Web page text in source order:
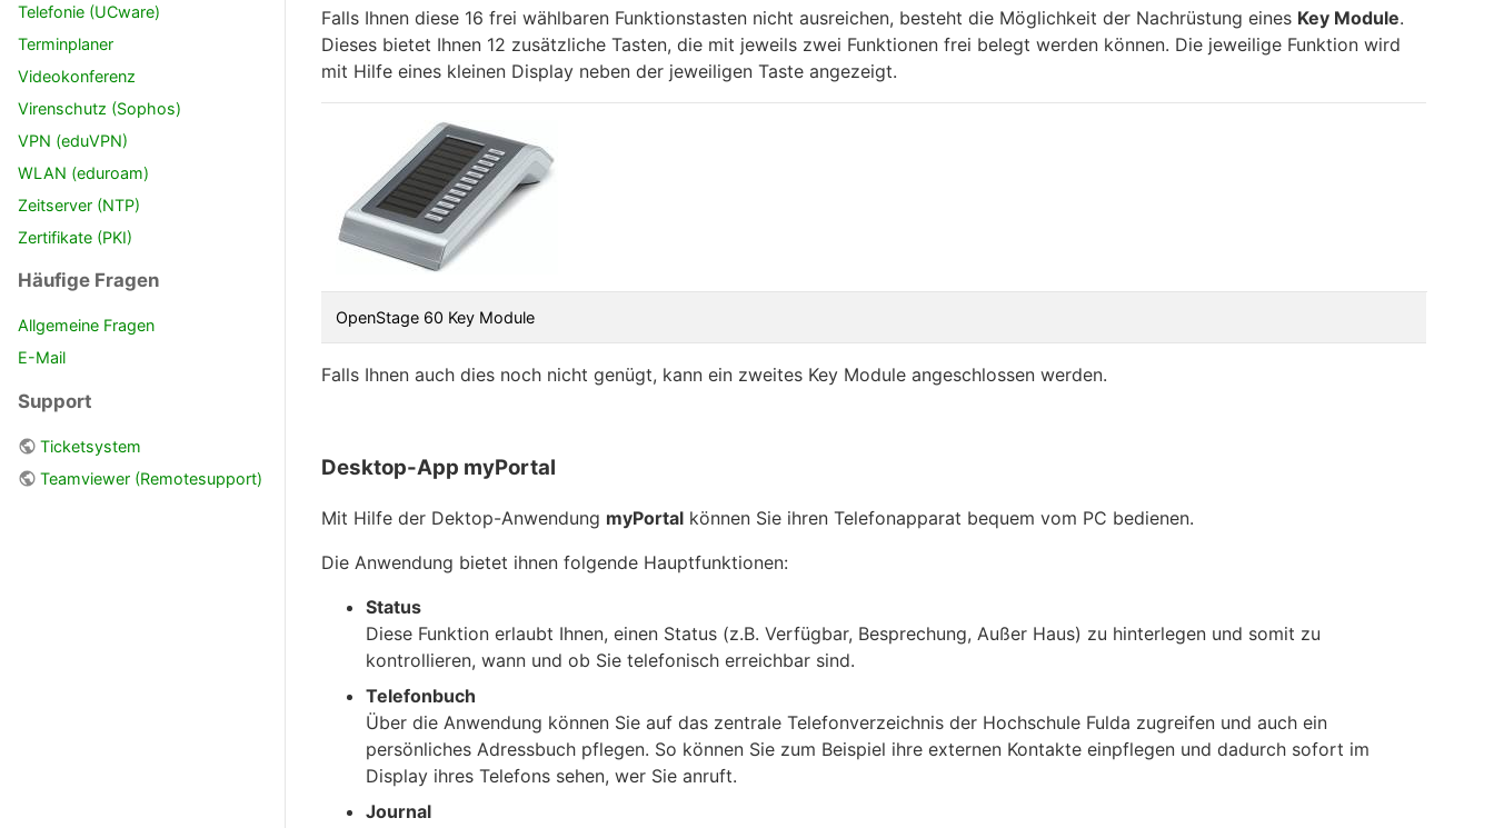
Telefonie (UCware)
Terminplaner
Videokonferenz
Virenschutz (Sophos)
VPN (eduVPN)
WLAN (eduroam)
Zeitserver (NTP)
Zertifikate (PKI)
Häufige Fragen
Allgemeine Fragen
E-Mail
Support
Ticketsystem
Teamviewer (Remotesupport)
Falls Ihnen diese 16 frei wählbaren Funktionstasten nicht ausreichen, besteht die Möglichkeit der Nachrüstung eines Key Module.
Dieses bietet Ihnen 12 zusätzliche Tasten, die mit jeweils zwei Funktionen frei belegt werden können. Die jeweilige Funktion wird
mit Hilfe eines kleinen Display neben der jeweiligen Taste angezeigt.
OpenStage 60 Key Module
Falls Ihnen auch dies noch nicht genügt, kann ein zweites Key Module angeschlossen werden.
Desktop-App myPortal
Mit Hilfe der Dektop-Anwendung myPortal können Sie ihren Telefonapparat bequem vom PC bedienen.
Die Anwendung bietet ihnen folgende Hauptfunktionen:
Status
Diese Funktion erlaubt Ihnen, einen Status (z.B. Verfügbar, Besprechung, Außer Haus) zu hinterlegen und somit zu
kontrollieren, wann und ob Sie telefonisch erreichbar sind.
Telefonbuch
Über die Anwendung können Sie auf das zentrale Telefonverzeichnis der Hochschule Fulda zugreifen und auch ein
persönliches Adressbuch pflegen. So können Sie zum Beispiel ihre externen Kontakte einpflegen und dadurch sofort im
Display ihres Telefons sehen, wer Sie anruft.
Journal